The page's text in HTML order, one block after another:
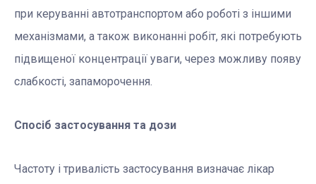
при керуванні автотранспортом або роботі з іншими
механізмами, а також виконанні робіт, які потребують
підвищеної концентрації уваги, через можливу появу
слабкості, запаморочення.
Спосіб застосування та дози
Частоту і тривалість застосування визначає лікар